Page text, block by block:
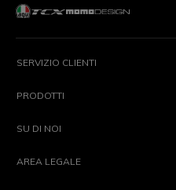
SERVIZIO CLIENTI
PRODOTTI
SU DI NOI
AREA LEGALE